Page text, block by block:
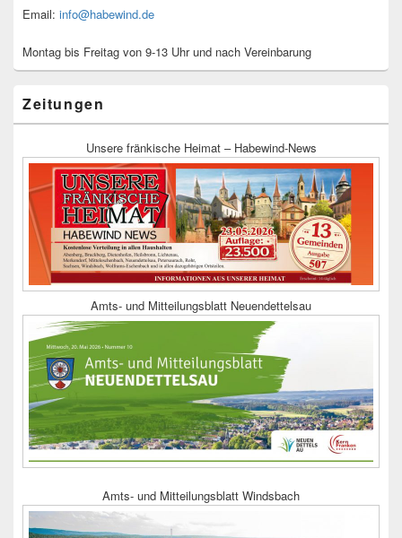
Email: info@habewind.de
Montag bis Freitag von 9-13 Uhr und nach Vereinbarung
Zeitungen
Unsere fränkische Heimat – Habewind-News
Amts- und Mitteilungsblatt Neuendettelsau
Amts- und Mitteilungsblatt Windsbach